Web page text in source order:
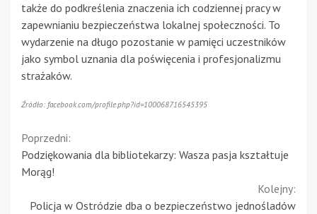
także do podkreślenia znaczenia ich codziennej pracy w
zapewnianiu bezpieczeństwa lokalnej społeczności. To
wydarzenie na długo pozostanie w pamięci uczestników
jako symbol uznania dla poświęcenia i profesjonalizmu
strażaków.
Źródło: facebook.com/profile.php?id=100068716545395
Continue
Reading
Poprzedni:
Podziękowania dla bibliotekarzy: Wasza pasja kształtuje
Morąg!
Kolejny:
Policja w Ostródzie dba o bezpieczeństwo jednośladów